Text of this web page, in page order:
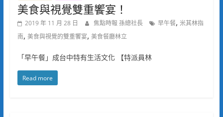
美食與視覺雙重饗宴！
2019 年 11 月 28 日 焦點時報 孫總社長 早午餐, 米其林指
南, 美食與視覺的雙重饗宴, 美食餐廳林立
「早午餐」成台中特有生活文化 【特派員林
Read more